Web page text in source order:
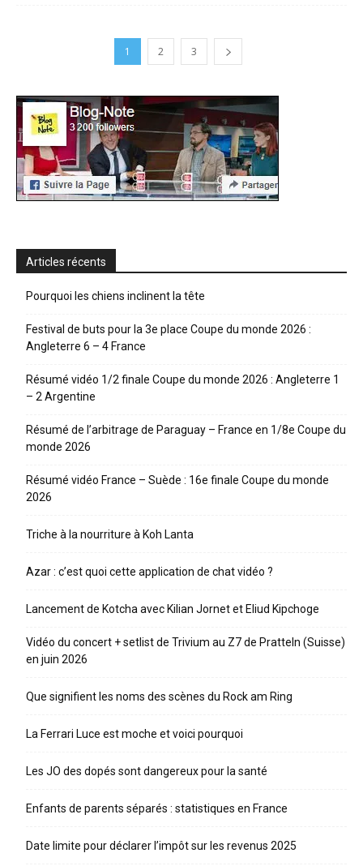
1 2 3
Articles récents
Pourquoi les chiens inclinent la tête
Festival de buts pour la 3e place Coupe du monde 2026 :
Angleterre 6 – 4 France
Résumé vidéo 1/2 finale Coupe du monde 2026 : Angleterre 1
– 2 Argentine
Résumé de l’arbitrage de Paraguay – France en 1/8e Coupe du
monde 2026
Résumé vidéo France – Suède : 16e finale Coupe du monde
2026
Triche à la nourriture à Koh Lanta
Azar : c’est quoi cette application de chat vidéo ?
Lancement de Kotcha avec Kilian Jornet et Eliud Kipchoge
Vidéo du concert + setlist de Trivium au Z7 de Pratteln (Suisse)
en juin 2026
Que signifient les noms des scènes du Rock am Ring
La Ferrari Luce est moche et voici pourquoi
Les JO des dopés sont dangereux pour la santé
Enfants de parents séparés : statistiques en France
Date limite pour déclarer l’impôt sur les revenus 2025